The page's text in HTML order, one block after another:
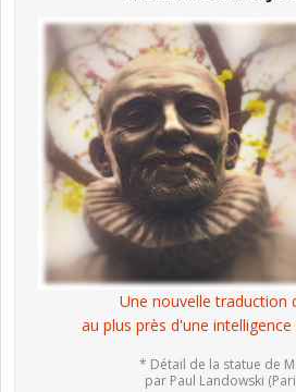
Une nouvelle traduction
au plus près d'une
* Détail de la statue de
par Paul Landowski